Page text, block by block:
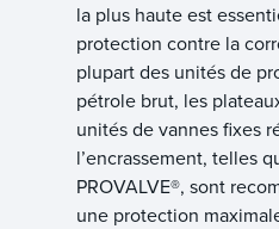
la plus haute est
protection contre la
plupart des unités de
pétrole brut, les
unités de vannes fixes
l’encrassement, telles
PROVALVE®, sont
une protection